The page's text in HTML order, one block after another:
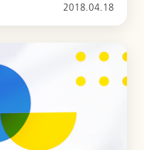
2018.04.18